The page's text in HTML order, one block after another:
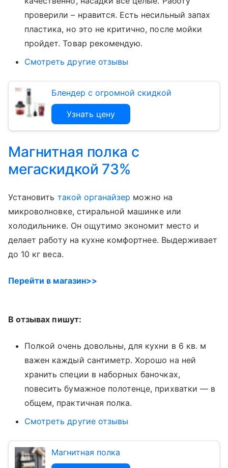
проверили – нравится. Есть несильный запах
пластика, но это не критично, после мойки
пройдет. Товар рекомендую.
Смотреть другие отзывы
Блендер с огромной скидкой
Узнать цену
Магнитная полка с
мегаскидкой 73%
Установить такой органайзер можно на
микроволновке, стиральной машинке или
холодильнике. Он ощутимо экономит место и
делает работу на кухне комфортнее. Выдерживает
до 10 кг веса.
Перейти в магазин>>
В отзывах пишут:
Полкой очень довольны, для кухни в 6 кв. м
важен каждый сантиметр. Хорошо на ней
хранить специи в наборных баночках,
повесить бумажное полотенце, прихватки — в
общем, практичная полка.
Смотреть другие отзывы
Магнитная полка